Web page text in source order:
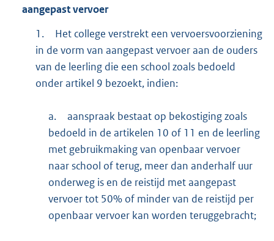
aangepast vervoer
1.
Het college verstrekt een vervoersvoorziening
in de vorm van aangepast vervoer aan de ouders
van de leerling die een school zoals bedoeld
onder artikel 9 bezoekt, indien:
a.
aanspraak bestaat op bekostiging zoals
bedoeld in de artikelen 10 of 11 en de leerling
met gebruikmaking van openbaar vervoer
naar school of terug, meer dan anderhalf uur
onderweg is en de reistijd met aangepast
vervoer tot 50% of minder van de reistijd per
openbaar vervoer kan worden teruggebracht;